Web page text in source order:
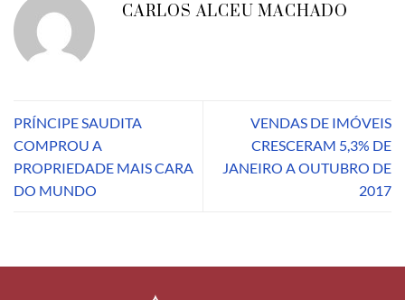
CARLOS ALCEU MACHADO
PRÍNCIPE SAUDITA
COMPROU A
PROPRIEDADE MAIS CARA
DO MUNDO
VENDAS DE IMÓVEIS
CRESCERAM 5,3% DE
JANEIRO A OUTUBRO DE
2017